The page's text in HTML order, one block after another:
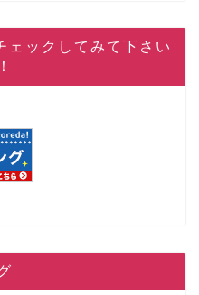
ックしてみて下さい